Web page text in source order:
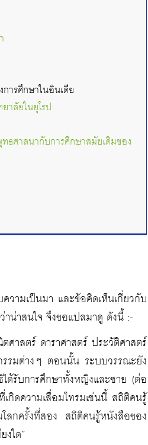
ารศึกษาในอินเดีย
าลัยในยุโรป
ธศาสนากับการศึกษาสมัยเดิมของ
วามเป็นมา และข้อคิดเห็นเกี่ยวกับ
น่าสนใจ จึงขอแปลมาดู ดังนี้ :-
าสตร์ ดาราศาสตร์ ประวัติศาสตร์
รมต่างๆ ตอนนั้น ระบบวรรณะยัง
ด้รับการศึกษาทั้งหญิงและชาย (ต่อ
กิดความเสื่อมโทรมเช่นนี้ สถิติคนรู้
โลกครั้งที่สอง สถิติคนรู้หนังสือของ
ใด”